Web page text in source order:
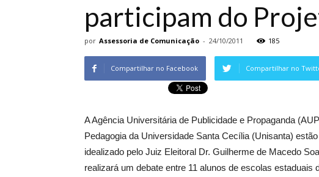
participam do
por Assessoria de Comunicação - 24/10/2011 185
Compartilhar no Facebook Compartilhar no
A Agência Universitária de Publicidade e Propaganda
Pedagogia da Universidade Santa Cecília (Unisanta)
idealizado pelo Juiz Eleitoral Dr. Guilherme de Macedo
realizará um debate entre 11 alunos de escolas estaduais